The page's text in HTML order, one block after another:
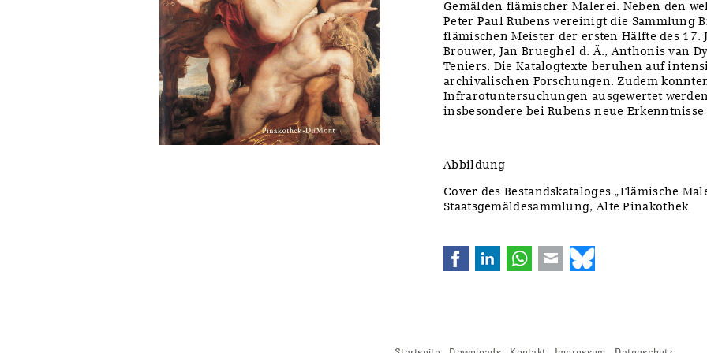
Gemälden flämischer Malerei. Neben den
Peter Paul Rubens vereinigt die Sammlung
flämischen Meister der ersten Hälfte des
Brouwer, Jan Brueghel d. Ä., Anthonis van
Teniers. Die Katalogtexte beruhen auf
archivalischen Forschungen. Zudem
Infrarotuntersuchungen ausgewertet
insbesondere bei Rubens neue
Abbildung
Cover des Bestandskataloges „Flämische
Staatsgemäldesammlung, Alte Pinakothek
FacebookLinkedInWhatsApp
E-mail